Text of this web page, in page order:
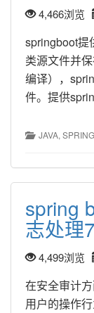
4,466浏览
springboot提
类源文件并
编译），
件。提供
JAVA,
spring
志处理7
4,499浏览
在安全审计
用户的操作